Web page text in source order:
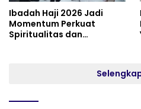
Ibadah Haji 2026 Jadi
Momentum Perkuat
Spiritualitas dan